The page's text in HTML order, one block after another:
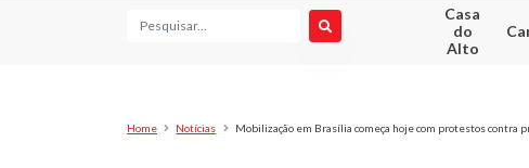
Pesquisa
Casa
do
Alto
Home Notícias Mobilização em Brasília começa hoje com protestos contra